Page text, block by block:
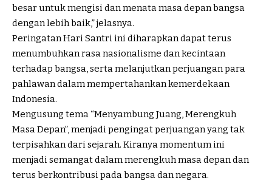
besar untuk mengisi dan menata masa depan bangsa
dengan lebih baik,” jelasnya.
Peringatan Hari Santri ini diharapkan dapat terus
menumbuhkan rasa nasionalisme dan kecintaan
terhadap bangsa, serta melanjutkan perjuangan para
pahlawan dalam mempertahankan kemerdekaan
Indonesia.
Mengusung tema “Menyambung Juang, Merengkuh
Masa Depan”, menjadi pengingat perjuangan yang tak
terpisahkan dari sejarah. Kiranya momentum ini
menjadi semangat dalam merengkuh masa depan dan
terus berkontribusi pada bangsa dan negara.